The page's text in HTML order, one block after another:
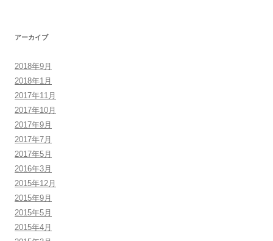
アーカイブ
2018年9月
2018年1月
2017年11月
2017年10月
2017年9月
2017年7月
2017年5月
2016年3月
2015年12月
2015年9月
2015年5月
2015年4月